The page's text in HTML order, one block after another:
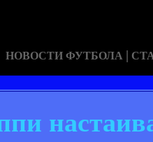
НОВОСТИ ФУТБОЛА |